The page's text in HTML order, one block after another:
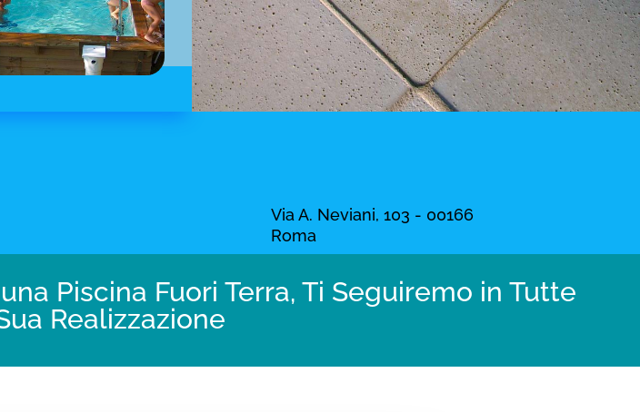
Via A. Neviani, 103 - 00166
Roma
Piscina Fuori Terra, Ti Seguiremo in Tutte
Realizzazione